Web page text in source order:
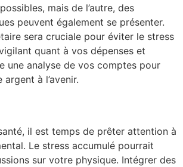
mais de l’autre, des
peuvent également se présenter.
sera cruciale pour éviter le stress
quant à vos dépenses et
une analyse de vos comptes pour
à l’avenir.
il est temps de prêter attention à
Le stress accumulé pourrait
sur votre physique. Intégrer des